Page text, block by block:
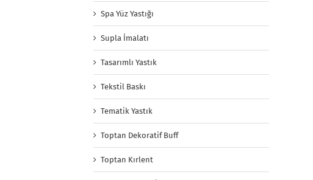
Spa Yüz Yastığı
Supla İmalatı
Tasarımlı Yastık
Tekstil Baskı
Tematik Yastık
Toptan Dekoratif Buff
Toptan Kırlent